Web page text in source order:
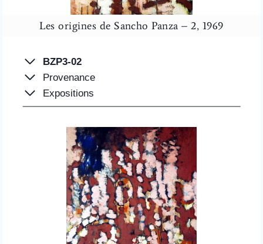
Les origines de Sancho Panza – 2, 1969
BZP3-02
Provenance
Expositions